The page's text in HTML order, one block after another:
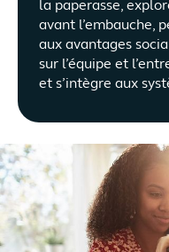
la paperasse,
avant l’embauche,
aux avantages
sur l’équipe et
et s’intègre aux